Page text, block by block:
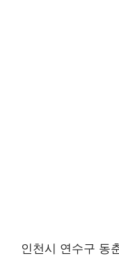
인천시 연수구 동